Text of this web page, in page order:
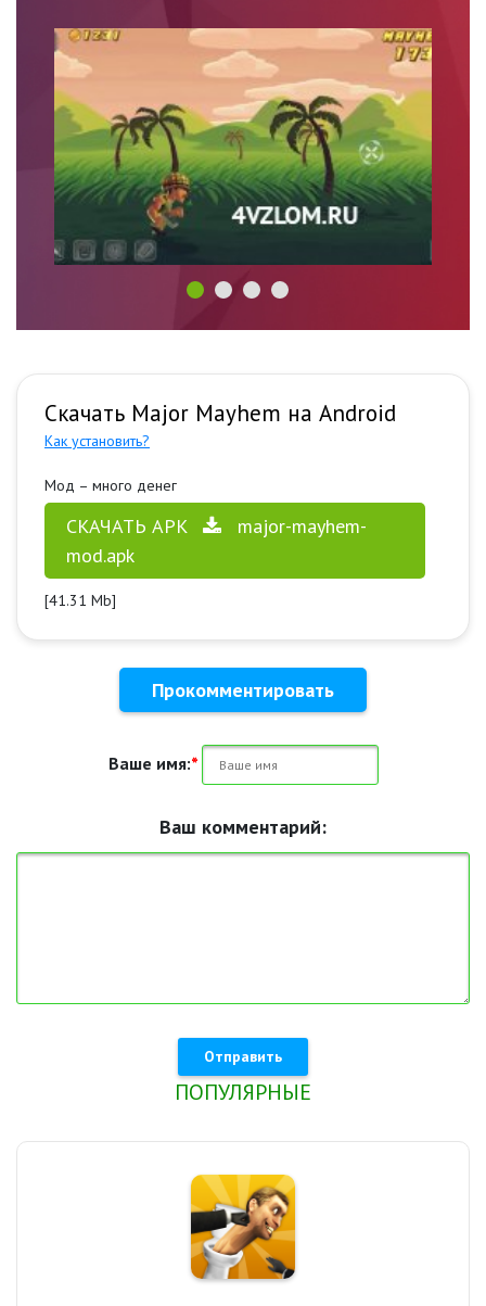
Скачать Major Mayhem на Android
Как установить?
Мод – много денег
СКАЧАТЬ APK
major-mayhem-
mod.apk
[41.31 Mb]
Прокомментировать
Ваше имя:*
Ваш комментарий:
Отправить
ПОПУЛЯРНЫЕ